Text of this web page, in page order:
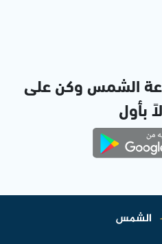
الشمس وكن على
بأول